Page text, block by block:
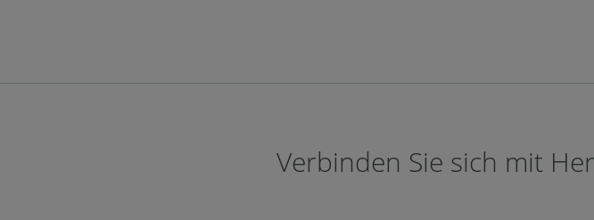
Verbinden Sie sich mit